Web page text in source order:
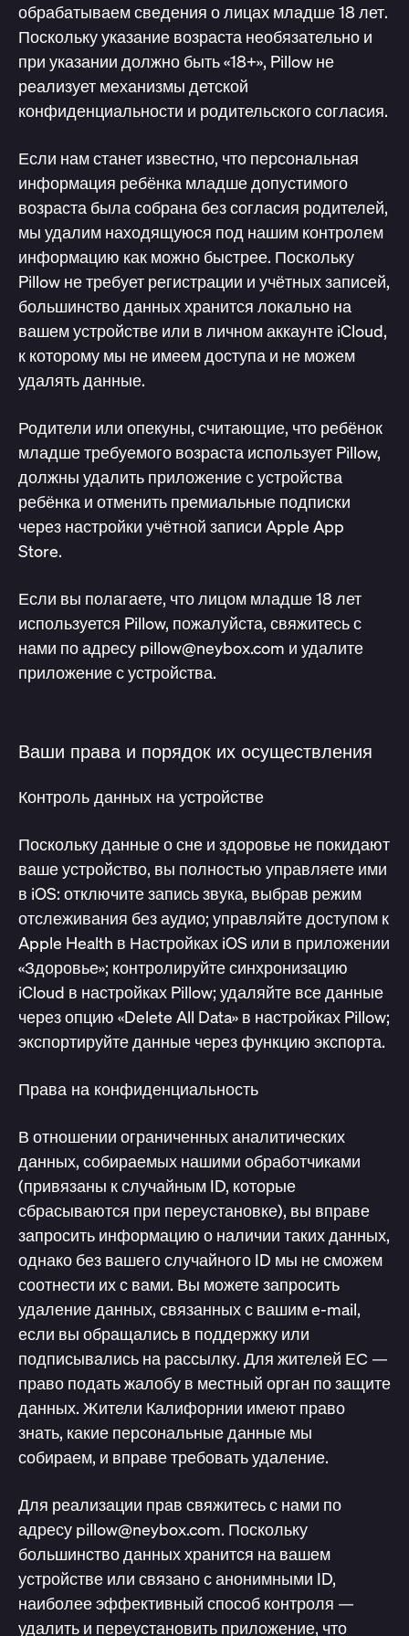
обрабатываем сведения о лицах младше 18 лет.
Поскольку указание возраста необязательно и
при указании должно быть «18+», Pillow не
реализует механизмы детской
конфиденциальности и родительского согласия.
Если нам станет известно, что персональная
информация ребёнка младше допустимого
возраста была собрана без согласия родителей,
мы удалим находящуюся под нашим контролем
информацию как можно быстрее. Поскольку
Pillow не требует регистрации и учётных записей,
большинство данных хранится локально на
вашем устройстве или в личном аккаунте iCloud,
к которому мы не имеем доступа и не можем
удалять данные.
Родители или опекуны, считающие, что ребёнок
младше требуемого возраста использует Pillow,
должны удалить приложение с устройства
ребёнка и отменить премиальные подписки
через настройки учётной записи Apple App
Store.
Если вы полагаете, что лицом младше 18 лет
используется Pillow, пожалуйста, свяжитесь с
нами по адресу pillow@neybox.com и удалите
приложение с устройства.
Ваши права и порядок их осуществления
Контроль данных на устройстве
Поскольку данные о сне и здоровье не покидают
ваше устройство, вы полностью управляете ими
в iOS: отключите запись звука, выбрав режим
отслеживания без аудио; управляйте доступом к
Apple Health в Настройках iOS или в приложении
«Здоровье»; контролируйте синхронизацию
iCloud в настройках Pillow; удаляйте все данные
через опцию «Delete All Data» в настройках Pillow;
экспортируйте данные через функцию экспорта.
Права на конфиденциальность
В отношении ограниченных аналитических
данных, собираемых нашими обработчиками
(привязаны к случайным ID, которые
сбрасываются при переустановке), вы вправе
запросить информацию о наличии таких данных,
однако без вашего случайного ID мы не сможем
соотнести их с вами. Вы можете запросить
удаление данных, связанных с вашим e-mail,
если вы обращались в поддержку или
подписывались на рассылку. Для жителей ЕС —
право подать жалобу в местный орган по защите
данных. Жители Калифорнии имеют право
знать, какие персональные данные мы
собираем, и вправе требовать удаление.
Для реализации прав свяжитесь с нами по
адресу pillow@neybox.com. Поскольку
большинство данных хранится на вашем
устройстве или связано с анонимными ID,
наиболее эффективный способ контроля —
удалить и переустановить приложение, что